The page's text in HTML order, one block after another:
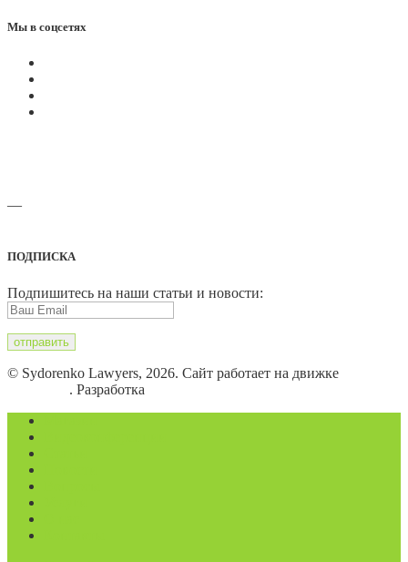
Мы в соцсетях
—
ПОДПИСКА
Подпишитесь на наши статьи и новости:
© Sydorenko Lawyers, 2026. Сайт работает на движке
. Разработка